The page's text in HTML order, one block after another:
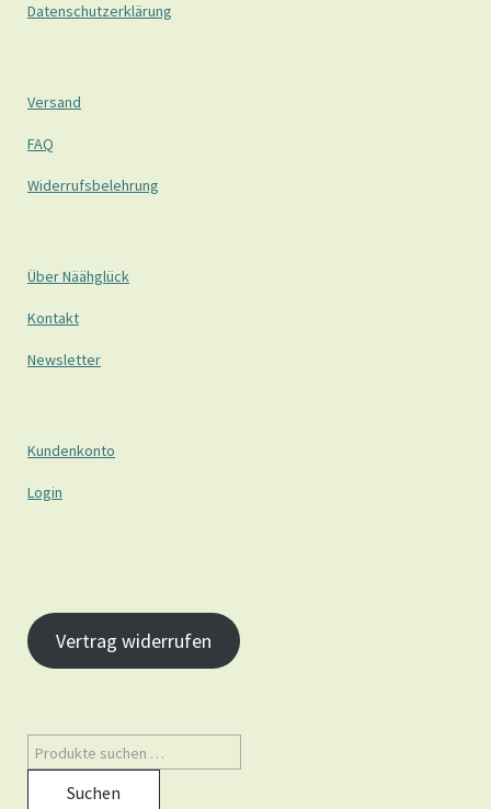
Datenschutzerklärung
Versand
FAQ
Widerrufsbelehrung
Über Näähglück
Kontakt
Newsletter
Kundenkonto
Login
Vertrag widerrufen
Suchen